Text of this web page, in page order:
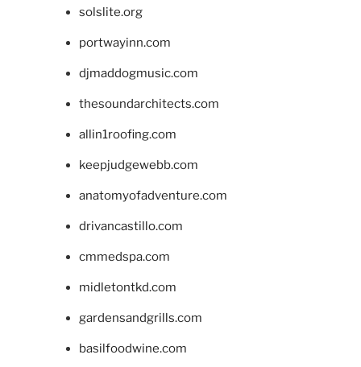
solslite.org
portwayinn.com
djmaddogmusic.com
thesoundarchitects.com
allin1roofing.com
keepjudgewebb.com
anatomyofadventure.com
drivancastillo.com
cmmedspa.com
midletontkd.com
gardensandgrills.com
basilfoodwine.com